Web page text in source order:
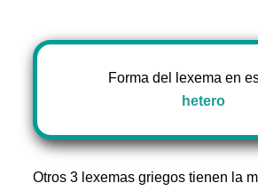
Forma del lexema en
hetero
Otros 3 lexemas griegos tienen la